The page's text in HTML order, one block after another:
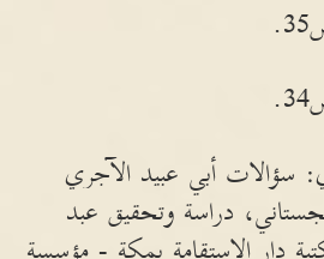
سؤالات أبي عبيد الآجري
دراسة وتحقيق عبد